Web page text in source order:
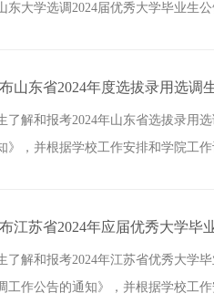
东大学选调2024届优秀大学毕业生
山东省2024年度选拔录用选调
了解和报考2024年山东省选拔录用
》，并根据学校工作安排和学院工
江苏省2024年应届优秀大学毕
了解和报考2024年江苏省优秀大学
工作公告的通知》，并根据学校工